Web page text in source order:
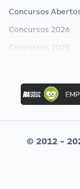
Concursos
Concursos 2026
Concursos 2025
Concurso
Concurso Ibama
Concurso MPU
Editais publicados
CONCURSOS
© 2012 -